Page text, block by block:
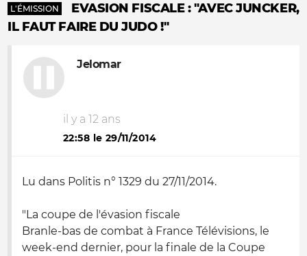
L'ÉMISSION
EVASION FISCALE : "AVEC JUNCKER,
IL FAUT FAIRE DU JUDO !"
Jelomar
il y a 12 ans
22:58 le 29/11/2014
Lu dans Politis n° 1329 du 27/11/2014.
"La coupe de l'évasion fiscale
Branle-bas de combat à France Télévisions, le
week-end dernier, pour la finale de la Coupe